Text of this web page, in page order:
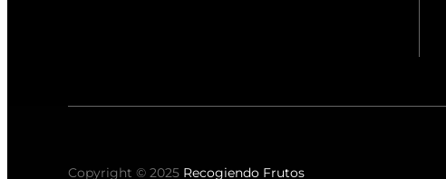
Copyright © 2025 Recogiendo Frutos